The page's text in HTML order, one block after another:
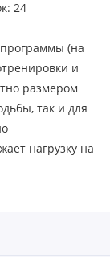
24
(на
и
размером
так и для
нагрузку на
управления